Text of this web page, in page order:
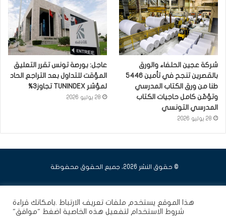
شركة عجين الحلفاء والورق
بالقصرين تنجح في تأمين 5446
طنا من ورق الكتاب المدرسي
وتؤمّن كامل حاجيات الكتاب
المدرسي التونسي
28 يوليو 2026
عاجل: بورصة تونس تقرر التعليق
المؤقت للتداول بعد التراجع الحاد
لمؤشر TUNINDEX تجاوز3%
28 يوليو 2026
© حقوق النشر 2026، جميع الحقوق محفوظة
هذا الموقع يستخدم ملفات تعريف الارتباط .بامكانك قراءة
شروط الاستخدام لتفعيل هذه الخاصية اضغط "موافق"